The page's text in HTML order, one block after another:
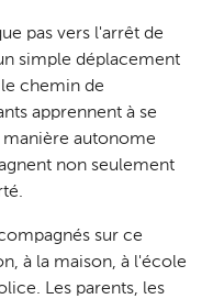
pas vers l'arrêt de
simple déplacement
chemin de
apprennent à se
autonome
non seulement
sur ce
à la maison, à l'école
Les parents, les